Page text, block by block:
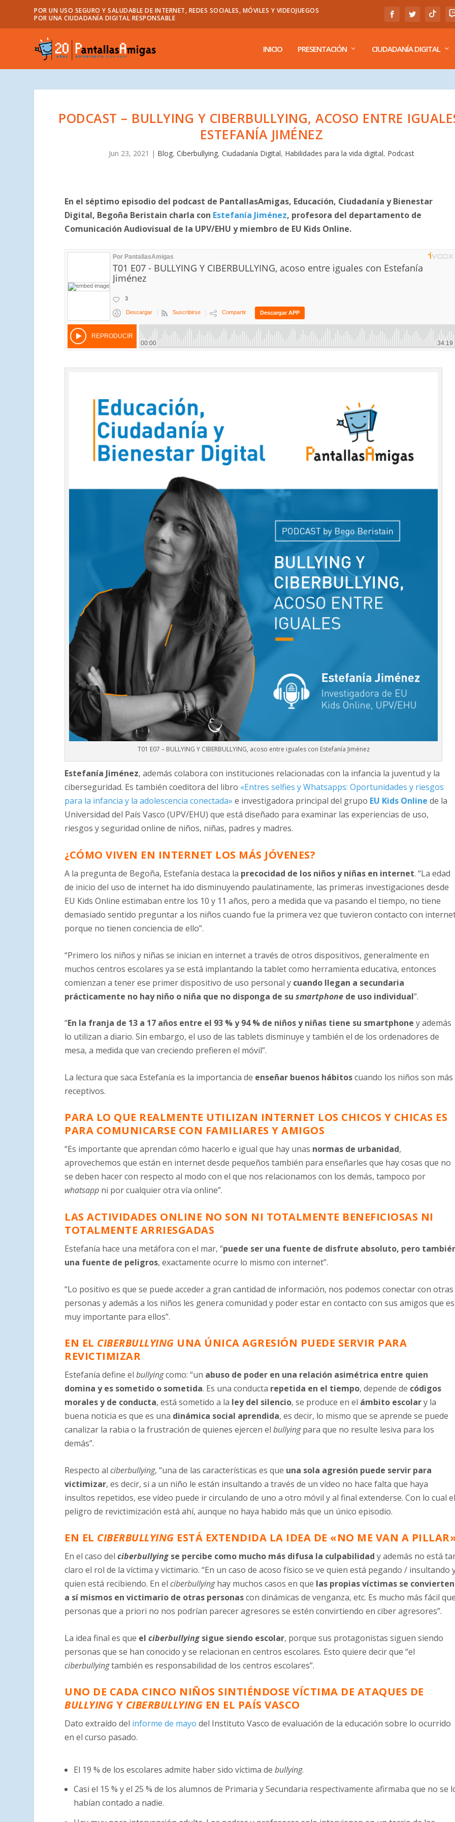
POR UN USO SEGURO Y SALUDABLE DE INTERNET, REDES SOCIALES, MÓVILES Y VIDEOJUEGOS
POR UNA CIUDADANÍA DIGITAL RESPONSABLE
INICIO PRESENTACIÓN CIUDADANÍA DIGITAL
PODCAST – BULLYING Y CIBERBULLYING, ACOSO ENTRE
ESTEFANÍA JIMÉNEZ
Jun 23, 2021 | Blog, Ciberbullying, Ciudadanía Digital, Habilidades para la vida digital, Podcast
En el séptimo episodio del podcast de PantallasAmigas, Educación, Ciudadanía y Bienestar
Digital, Begoña Beristain charla con Estefanía Jiménez, profesora del departamento de
Comunicación Audiovisual de la UPV/EHU y miembro de EU Kids Online.
T01 E07 – BULLYING Y CIBERBULLYING, acoso entre iguales con Estefanía Jiménez
Estefanía Jiménez, además colabora con instituciones relacionadas con la infancia la juventud y la
ciberseguridad. Es también coeditora del libro «Entres selfies y Whatsapps: Oportunidades y riesgos
para la infancia y la adolescencia conectada» e investigadora principal del grupo EU Kids Online de la
Universidad del País Vasco (UPV/EHU) que está diseñado para examinar las experiencias de uso,
riesgos y seguridad online de niños, niñas, padres y madres.
¿CÓMO VIVEN EN INTERNET LOS MÁS JÓVENES?
A la pregunta de Begoña, Estefanía destaca la precocidad de los niños y niñas en internet. “La edad
de inicio del uso de internet ha ido disminuyendo paulatinamente, las primeras investigaciones desde
EU Kids Online estimaban entre los 10 y 11 años, pero a medida que va pasando el tiempo, no tiene
demasiado sentido preguntar a los niños cuando fue la primera vez que tuvieron contacto con
porque no tienen conciencia de ello”.
“Primero los niños y niñas se inician en internet a través de otros dispositivos, generalmente en
muchos centros escolares ya se está implantando la tablet como herramienta educativa, entonces
comienzan a tener ese primer dispositivo de uso personal y cuando llegan a secundaria
prácticamente no hay niño o niña que no disponga de susmartphone de uso individual”.
“En la franja de 13 a 17 años entre el 93 % y 94 % de niños y niñas tiene su smartphone y además
lo utilizan a diario. Sin embargo, el uso de las tablets disminuye y también el de los ordenadores de
mesa, a medida que van creciendo prefieren el móvil”.
La lectura que saca Estefanía es la importancia de enseñar buenos hábitoscuando los niños son más
receptivos.
PARA LO QUE REALMENTE UTILIZAN INTERNET LOS CHICOS Y CHICAS ES
PARA COMUNICARSE CON FAMILIARES Y AMIGOS
“Es importante que aprendan cómo hacerlo e igual que hay unas normas de urbanidad,
aprovechemos que están en internet desde pequeños también para enseñarles que hay cosas que no
se deben hacer con respecto al modo con el que nos relacionamos con los demás, tampoco por
whatsapp ni por cualquier otra vía online”.
LAS ACTIVIDADES ONLINE NO SON NI TOTALMENTE BENEFICIOSAS NI
TOTALMENTE ARRIESGADAS
Estefanía hace una metáfora con el mar, “puede ser una fuente de disfrute absoluto, pero
una fuente de peligros, exactamente ocurre lo mismo con internet”.
“Lo positivo es que se puede acceder a gran cantidad de información, nos podemos conectar con otras
personas y además a los niños les genera comunidad y poder estar en contacto con sus amigos que es
muy importante para ellos”.
EN EL CIBERBULLYING UNA ÚNICA AGRESIÓN PUEDE SERVIR PARA
REVICTIMIZAR
Estefanía define elbullyingcomo: “un abuso de poder en una relación asimétrica entre quien
domina y es sometido o sometida. Es una conducta repetida en el tiempo, depende de códigos
morales y de conducta, está sometido a la ley del silencio, se produce en el ámbito escolary la
buena noticia es que es una dinámica social aprendida, es decir, lo mismo que se aprende se puede
canalizar la rabia o la frustración de quienes ejercen elbullyingpara que no resulte lesiva para los
demás”.
Respecto alciberbullying, “una de las características es que una sola agresión puede servir para
victimizar, es decir, si a un niño le están insultando a través de un vídeo no hace falta que haya
insultos repetidos, ese vídeo puede ir circulando de uno a otro móvil y al final extenderse. Con lo cual
peligro de revictimización está ahí, aunque no haya habido más que un único episodio.
EN EL CIBERBULLYING ESTÁ EXTENDIDA LA IDEA DE «NO ME VAN A
En el caso delciberbullyingse percibe como mucho más difusa la culpabilidad y además no está
claro el rol de la víctima y victimario. “En un caso de acoso físico se ve quien está pegando / insultando
quien está recibiendo. En elciberbullyinghay muchos casos en que las propias víctimas se convierten
a sí mismos en victimario de otras personascon dinámicas de venganza, etc. Es mucho más fácil
personas que a priori no nos podrían parecer agresores se estén convirtiendo en ciber agresores”.
La idea final es que elciberbullyingsigue siendo escolar, porque sus protagonistas siguen siendo
personas que se han conocido y se relacionan en centros escolares. Esto quiere decir que “el
ciberbullyingtambién es responsabilidad de los centros escolares”.
UNO DE CADA CINCO NIÑOS SINTIÉNDOSE VÍCTIMA DE ATAQUES DE
BULLYING Y CIBERBULLYING EN EL PAÍS VASCO
Dato extraído del informe de mayo del Instituto Vasco de evaluación de la educación sobre lo ocurrido
en el curso pasado.
El 19 % de los escolares admite haber sido víctima debullying.
Casi el 15 % y el 25 % de los alumnos de Primaria y Secundaria respectivamente afirmaba que no se
habían contado a nadie.